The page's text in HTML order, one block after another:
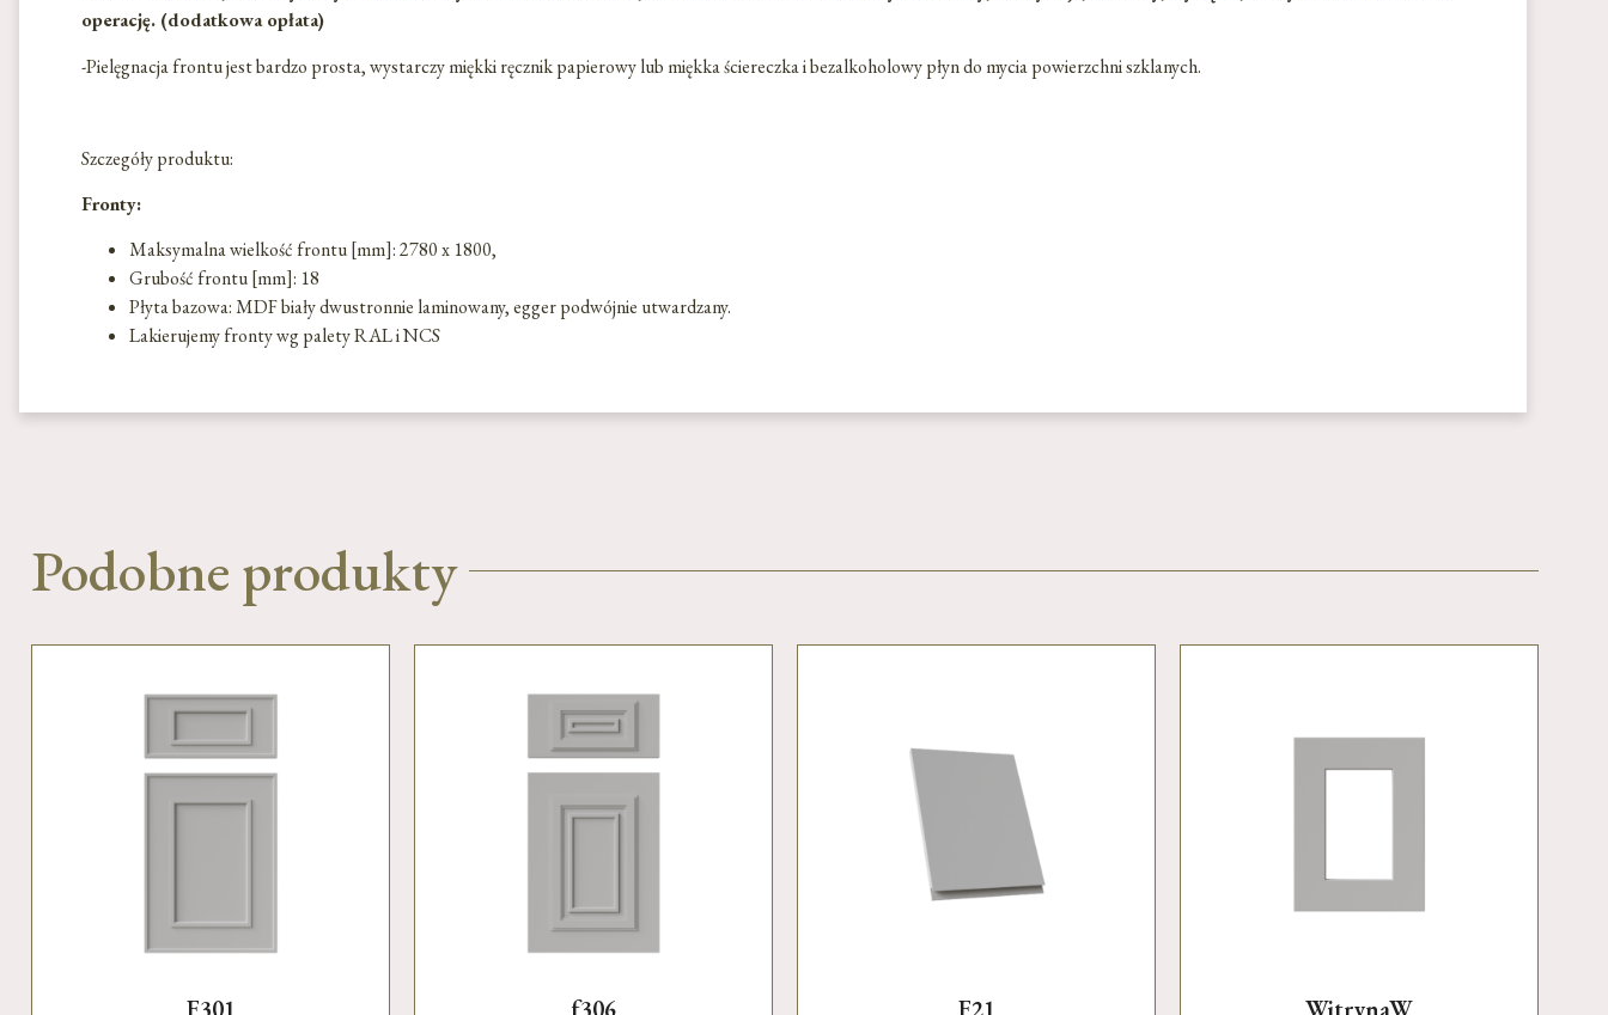
operację. (dodatkowa opłata)
-Pielęgnacja frontu jest bardzo prosta, wystarczy miękki ręcznik papierowy lub miękka ściereczka i bezalkoholowy płyn do mycia powierzchni szklanych.
Szczegóły produktu:
Fronty:
Maksymalna wielkość frontu [mm]: 2780 x 1800,
Grubość frontu [mm]: 18
Płyta bazowa: MDF biały dwustronnie laminowany, egger podwójnie utwardzany.
Lakierujemy fronty wg palety RAL i NCS
Podobne produkty